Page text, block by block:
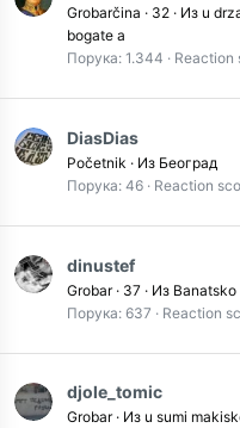
Grobarčina · 32 · Из u
bogate a
Порука 1.344 Reaction
DiasDias
Početnik · Из Београд
Порука 46 Reaction
dinustef
Grobar · 37 · Из
Порука 637 Reaction
djole_tomic
Grobar · Из u sumi